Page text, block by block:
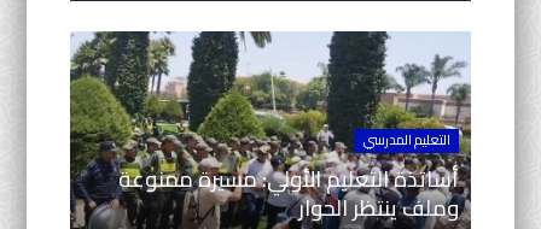
التعليم المدرسي
أساتذة التعليم الأولي: مسيرة ممنوعة
وملف ينتظر الحوار